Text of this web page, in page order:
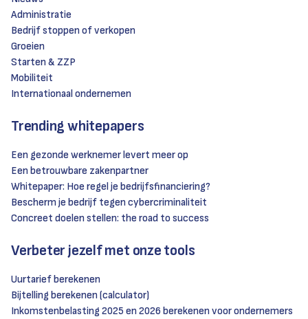
Administratie
Bedrijf stoppen of verkopen
Groeien
Starten & ZZP
Mobiliteit
Internationaal ondernemen
Trending whitepapers
Een gezonde werknemer levert meer op
Een betrouwbare zakenpartner
Whitepaper: Hoe regel je bedrijfsfinanciering?
Bescherm je bedrijf tegen cybercriminaliteit
Concreet doelen stellen: the road to success
Verbeter jezelf met onze tools
Uurtarief berekenen
Bijtelling berekenen (calculator)
Inkomstenbelasting 2025 en 2026 berekenen voor ondernemers